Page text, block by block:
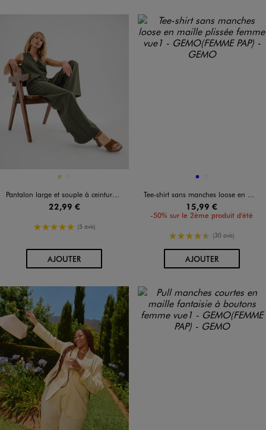
Disponible en 2 coloris
KAKI
Pantalon large et souple à ceinture élastique femme
22,99 €
5/5 de moyenne
(5 avis)
AJOUTERAU PANIER
Disponible en 2 coloris
BLEU
Tee-shirt sans manches loose en maille plissée femme
15,99 €
-50% sur le 2ème produit d'été
4.5/5 de moyenne
(30 avis)
AJOUTERAU PANIER